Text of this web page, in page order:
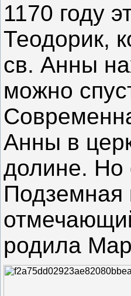
1170 году
Теодорик,
св. Анны
можно
Анны в
долине. Но
Подземная
родила